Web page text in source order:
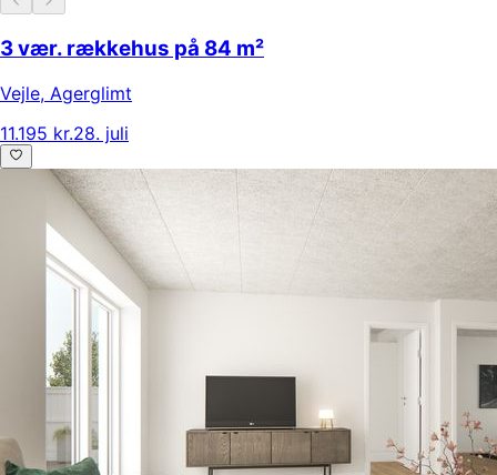
3 vær. rækkehus på 84 m²
Vejle, Agerglimt
11.195 kr.28. juli